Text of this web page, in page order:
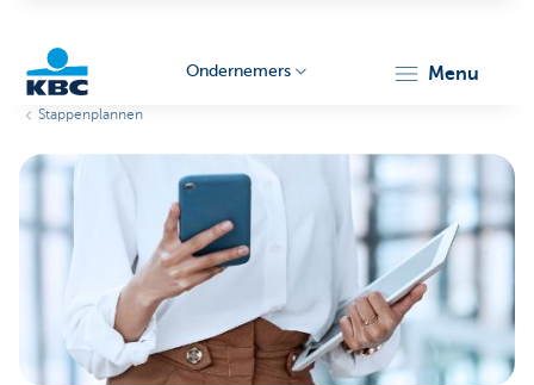
Ondernemers menu
Stappenplannen